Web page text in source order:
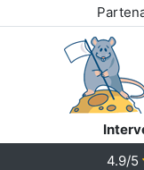
4.9/5